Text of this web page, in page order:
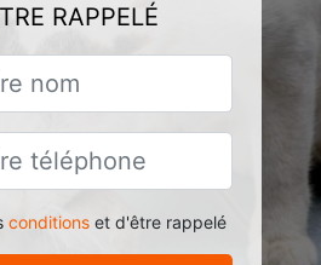
RAPPELÉ
conditionset d'être rappelé